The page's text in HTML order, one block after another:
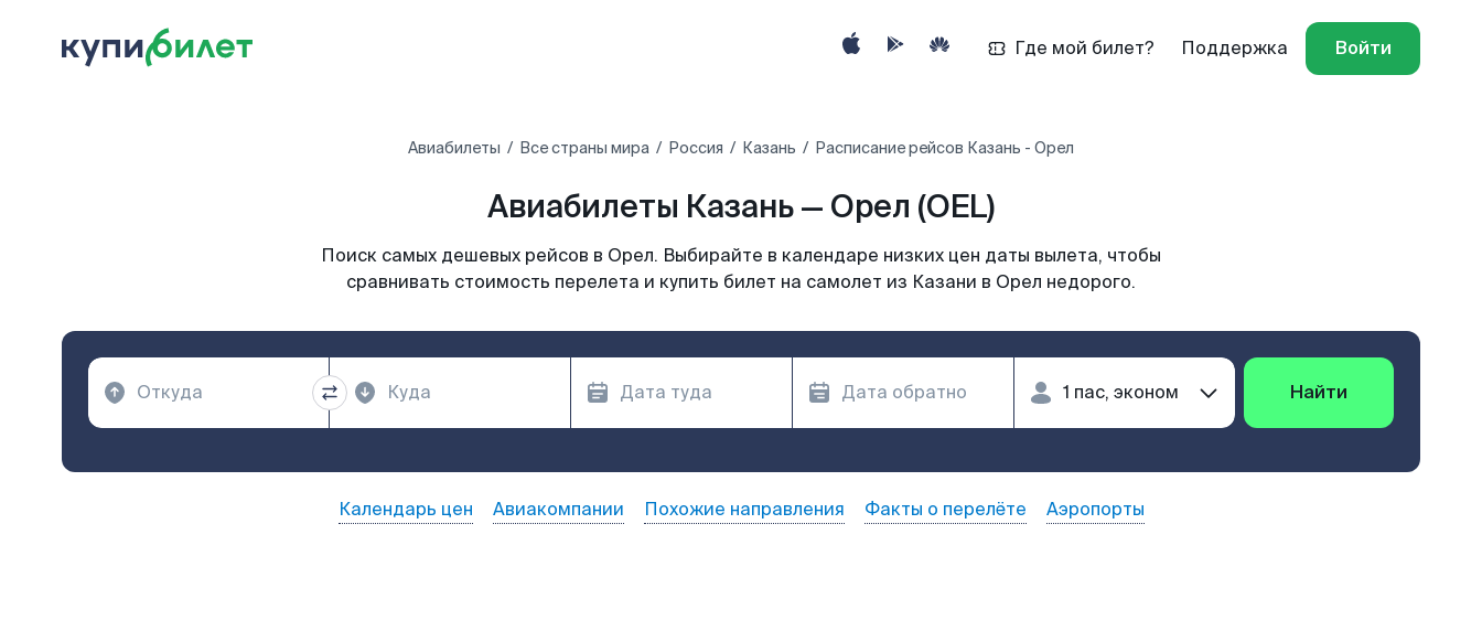
Где мой билет? Поддержка Войти
Авиабилеты Все страны мира Россия Казань Расписание рейсов Казань - Орел
Авиабилеты Казань — Орел (OEL)
Поиск самых дешевых рейсов в Орел. Выбирайте в календаре низких цен даты вылета, чтобы
сравнивать стоимость перелета и купить билет на самолет из Казани в Орел недорого.
Найти
Календарь цен Авиакомпании Похожие направления Факты о перелёте Аэропорты